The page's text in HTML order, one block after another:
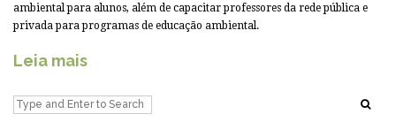
ambiental para alunos, além de capacitar professores da rede pública e
privada para programas de educação ambiental.
Leia mais